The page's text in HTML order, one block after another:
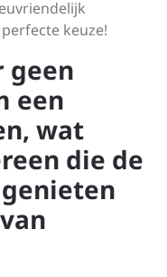
keuze!
geen
een
wat
die de